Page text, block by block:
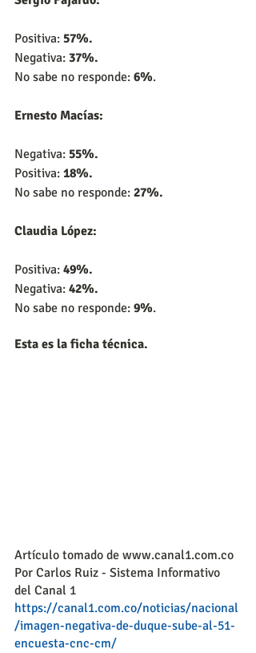
Positiva: 57%.
Negativa: 37%.
No sabe no responde: 6%.
Ernesto Macías:
Negativa: 55%.
Positiva: 18%.
No sabe no responde: 27%.
Claudia López:
Positiva: 49%.
Negativa: 42%.
No sabe no responde: 9%.
Esta es la ficha técnica.
Artículo tomado de www.canal1.com.co
Por Carlos Ruiz - Sistema Informativo
del Canal 1
https://canal1.com.co/noticias/nacional
/imagen-negativa-de-duque-sube-al-51-
encuesta-cnc-cm/